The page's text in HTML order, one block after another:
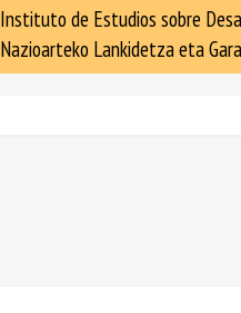
Instituto de Estudios sobre
Nazioarteko Lankidetza eta